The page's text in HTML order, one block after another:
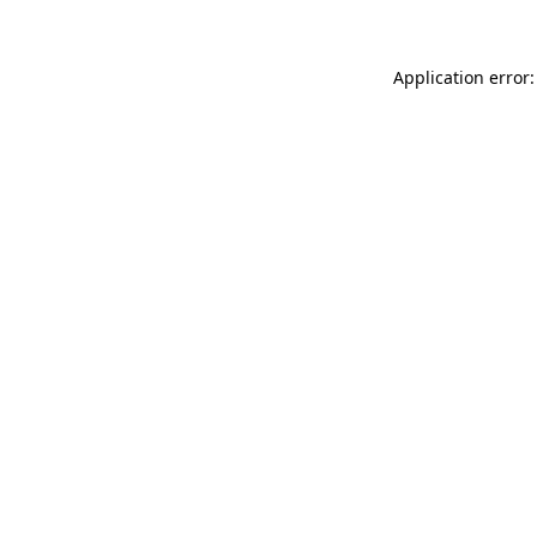
Application